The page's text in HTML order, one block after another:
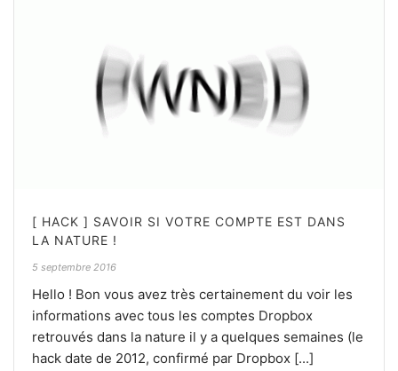
[ HACK ] SAVOIR SI VOTRE COMPTE EST DANS
LA NATURE !
5 septembre 2016
Hello ! Bon vous avez très certainement du voir les
informations avec tous les comptes Dropbox
retrouvés dans la nature il y a quelques semaines (le
hack date de 2012, confirmé par Dropbox [...]